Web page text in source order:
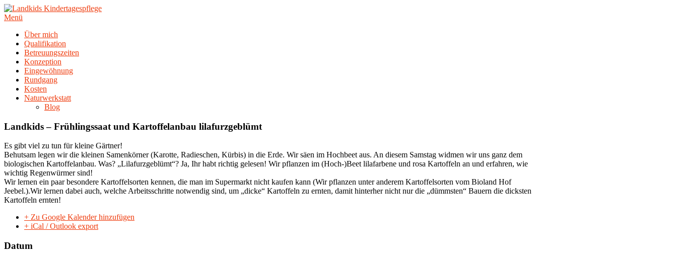
Zum
Inhalt
Menü
Über mich
Qualifikation
Betreuungszeiten
Konzeption
Eingewöhnung
Rundgang
Kosten
Naturwerkstatt
Blog
Landkids – Frühlingssaat und Kartoffelanbau lilafurzgeblümt
Es gibt viel zu tun für kleine Gärtner!
Behutsam legen wir die kleinen Samenkörner (Karotte, Radieschen, Kürbis) in die Erde. Wir säen im Hochbeet aus. An diesem Samstag widmen wir uns ganz dem
biologischen Kartoffelanbau. Was? „Lilafurzgeblümt“? Ja, Ihr habt richtig gelesen! Wir pflanzen im (Hoch-)Beet lilafarbene und rosa Kartoffeln an und erfahren, wie
wichtig Regenwürmer sind!
Wir lernen ein paar besondere Kartoffelsorten kennen, die man im Supermarkt nicht kaufen kann (Wir pflanzen unter anderem Kartoffelsorten vom Bioland Hof
Jeebel.).Wir lernen dabei auch, welche Arbeitsschritte notwendig sind, um „dicke“ Kartoffeln zu ernten, damit hinterher nicht nur die „dümmsten“ Bauern die dicksten
Kartoffeln ernten!
+ Zu Google Kalender hinzufügen
+ iCal / Outlook export
Datum